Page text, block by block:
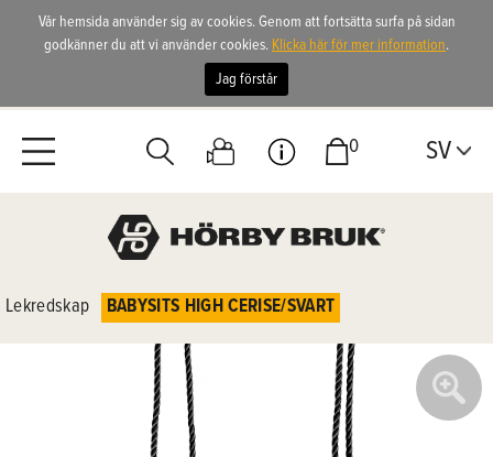
0 SV
Lekredskap BABYSITS HIGH CERISE/SVART
Vår hemsida använder sig av cookies. Genom att fortsätta surfa på sidan
godkänner du att vi använder cookies. Klicka här för mer information.
Jag förstår